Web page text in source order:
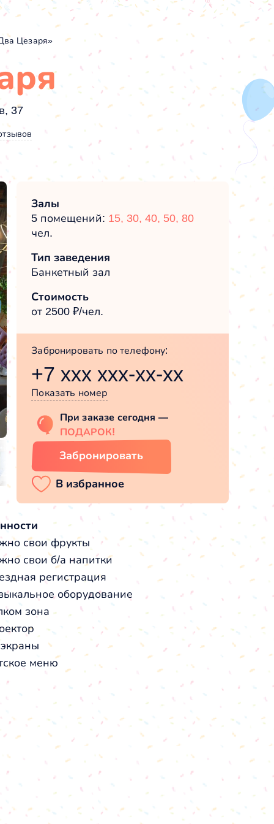
Цезаря»
37
Залы
5 помещений: 15, 30,40, 50,80
чел.
Тип заведения
Банкетный зал
Стоимость
от 2500 ₽/чел.
Забронировать по телефону:
+7 xxx xxx-xx-xx
Показать номер
При заказе сегодня —
ПОДАРОК!
Забронировать
свои фрукты
свои б/а напитки
регистрация
оборудование
зона
меню